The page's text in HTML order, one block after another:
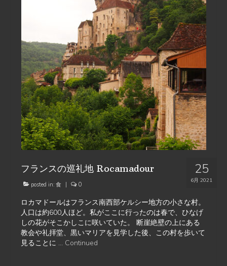
25
6月 2021
フランスの巡礼地 Rocamadour
posted in: 食 0
ロカマドールはフランス南西部ケルシー地方の小さな村。
人口は約600人ほど。私がここに行ったのは春で、ひなげ
しの花がそこかしこに咲いていた。 断崖絶壁の上にある
教会や礼拝堂、黒いマリアを見学した後、この村を歩いて
見ることに … Continued